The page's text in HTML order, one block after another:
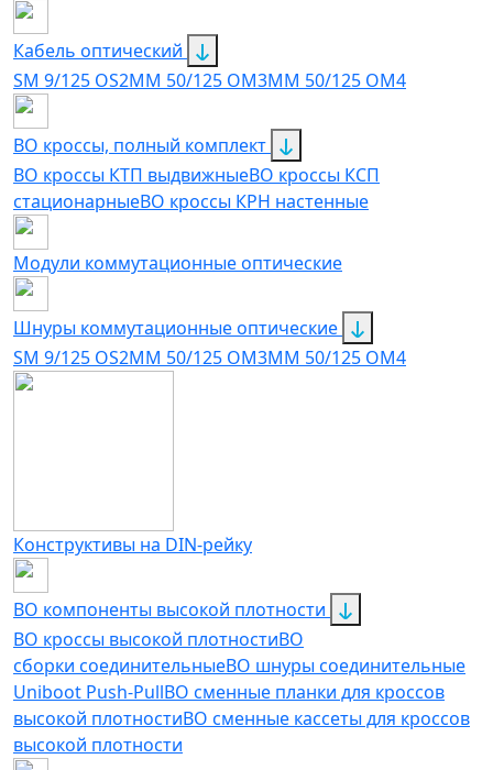
Кабель оптический
SM 9/125 OS2MM 50/125 OM3MM 50/125 OM4
ВО кроссы, полный комплект
ВО кроссы КТП выдвижныеВО кроссы КСП
стационарныеВО кроссы КРН настенные
Модули коммутационные оптические
Шнуры коммутационные оптические
SM 9/125 OS2MM 50/125 OM3MM 50/125 OM4
Конструктивы на DIN-рейку
ВО компоненты высокой плотности
ВО кроссы высокой плотностиВО
сборки соединительныеВО шнуры соединительные
Uniboot Push-PullВО сменные планки для кроссов
высокой плотностиВО сменные кассеты для кроссов
высокой плотности